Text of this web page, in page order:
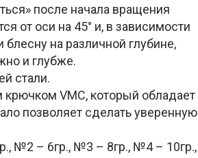
после начала вращения
от оси на 45° и, в зависимости
блесну на различной глубине,
и глубже.
стали.
VMC, который обладает
позволяет сделать уверенную
№2 – 6гр., №3 – 8гр., №4 – 10гр.,